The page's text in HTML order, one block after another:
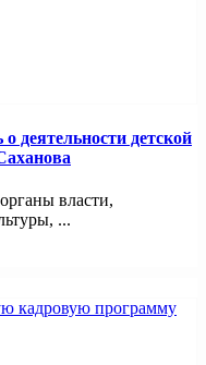
деятельности детской
власти,
...